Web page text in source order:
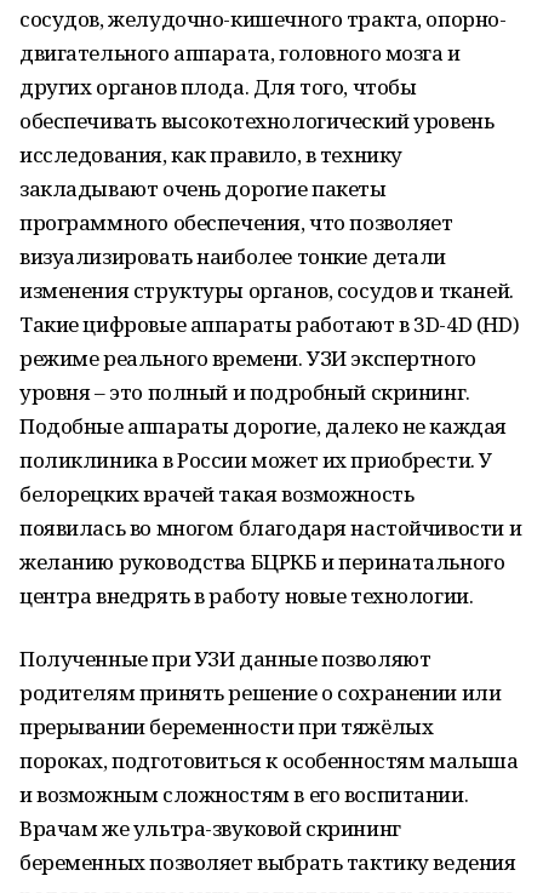
сосудов, желудочно-кишечного тракта, опорно-
двигательного аппарата, головного мозга и
других органов плода. Для того, чтобы
обеспечивать высокотехнологический уровень
исследования, как правило, в технику
закладывают очень дорогие пакеты
программного обеспечения, что позволяет
визуализировать наиболее тонкие детали
изменения структуры органов, сосудов и тканей.
Такие цифровые аппараты работают в 3D-4D (HD)
режиме реального времени. УЗИ экспертного
уровня – это полный и подробный скрининг.
Подобные аппараты дорогие, далеко не каждая
поликлиника в России может их приобрести. У
белорецких врачей такая возможность
появилась во многом благодаря настойчивости и
желанию руководства БЦРКБ и перинатального
центра внедрять в работу новые технологии.
Полученные при УЗИ данные позволяют
родителям принять решение о сохранении или
прерывании беременности при тяжёлых
пороках, подготовиться к особенностям малыша
и возможным сложностям в его воспитании.
Врачам же ультра-звуковой скрининг
беременных позволяет выбрать тактику ведения